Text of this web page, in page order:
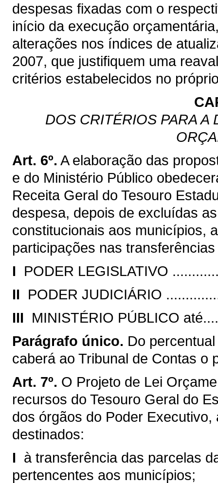
despesas fixadas com o
início da execução
alterações nos índices de
2007, que justifiquem uma
critérios estabelecidos no
DOS CRITÉRIOS PARA A
Art. 6º. A elaboração das
e do Ministério Público
Receita Geral do Tesouro
despesa, depois de excluídas
constitucionais aos municípios,
participações nas
I  PODER LEGISLATIVO
II  PODER JUDICIÁRIO
III  MINISTÉRIO PÚBLICO
Parágrafo único. Do
caberá ao Tribunal de Contas o
Art. 7º. O Projeto de Lei
recursos do Tesouro Geral do
dos órgãos do Poder
destinados:
I  à transferência das parcelas
pertencentes aos municípios;